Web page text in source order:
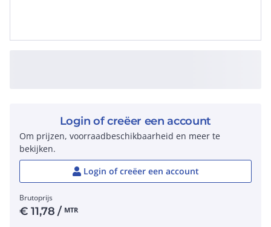
Login of creëer een account
Om prijzen, voorraadbeschikbaarheid en meer te
bekijken.
Login of creëer een account
Brutoprijs
€11,78 / MTR